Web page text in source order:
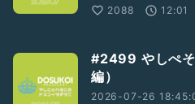
2088
12:01
#2499 やしぺ
編）
2026-07-26